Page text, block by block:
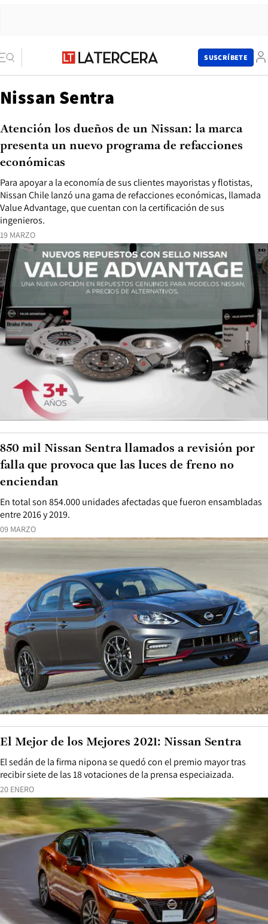
SUSCRÍBETE
Nissan Sentra
19 MARZO
Para apoyar a la economía de sus clientes mayoristas y flotistas,
Nissan Chile lanzó una gama de refacciones económicas, llamada
Value Advantage, que cuentan con la certificación de sus
ingenieros.
Atención los dueños de un Nissan: la marca
presenta un nuevo programa de refacciones
económicas
09 MARZO
En total son 854.000 unidades afectadas que fueron ensambladas
entre 2016 y 2019.
850 mil Nissan Sentra llamados a revisión por
falla que provoca que las luces de freno no
enciendan
20 ENERO
El sedán de la firma nipona se quedó con el premio mayor tras
recibir siete de las 18 votaciones de la prensa especiaizada.
El Mejor de los Mejores 2021: Nissan Sentra